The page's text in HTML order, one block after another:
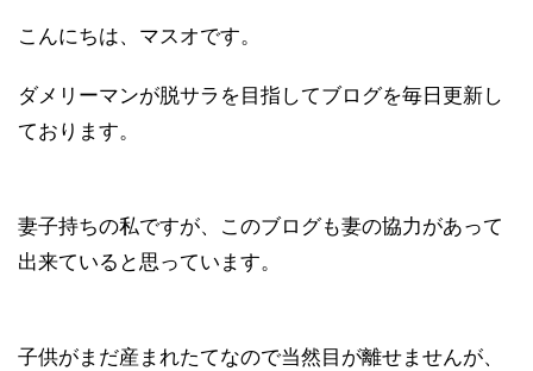
こんにちは、マスオです。
ダメリーマンが脱サラを目指してブログを毎日更新し
ております。
妻子持ちの私ですが、このブログも妻の協力があって
出来ていると思っています。
子供がまだ産まれたてなので当然目が離せませんが、